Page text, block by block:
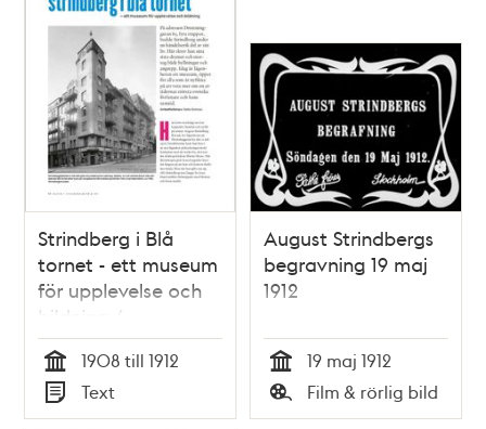
Strindberg i Blå
tornet - ett museum
för upplevelse och
bildning /
artikelförfattare:
Stefan Bohman
Tid
1908 till 1912
Typ
Text
August Strindbergs
begravning 19 maj
1912
Tid
19 maj 1912
Typ
Film & rörlig bild